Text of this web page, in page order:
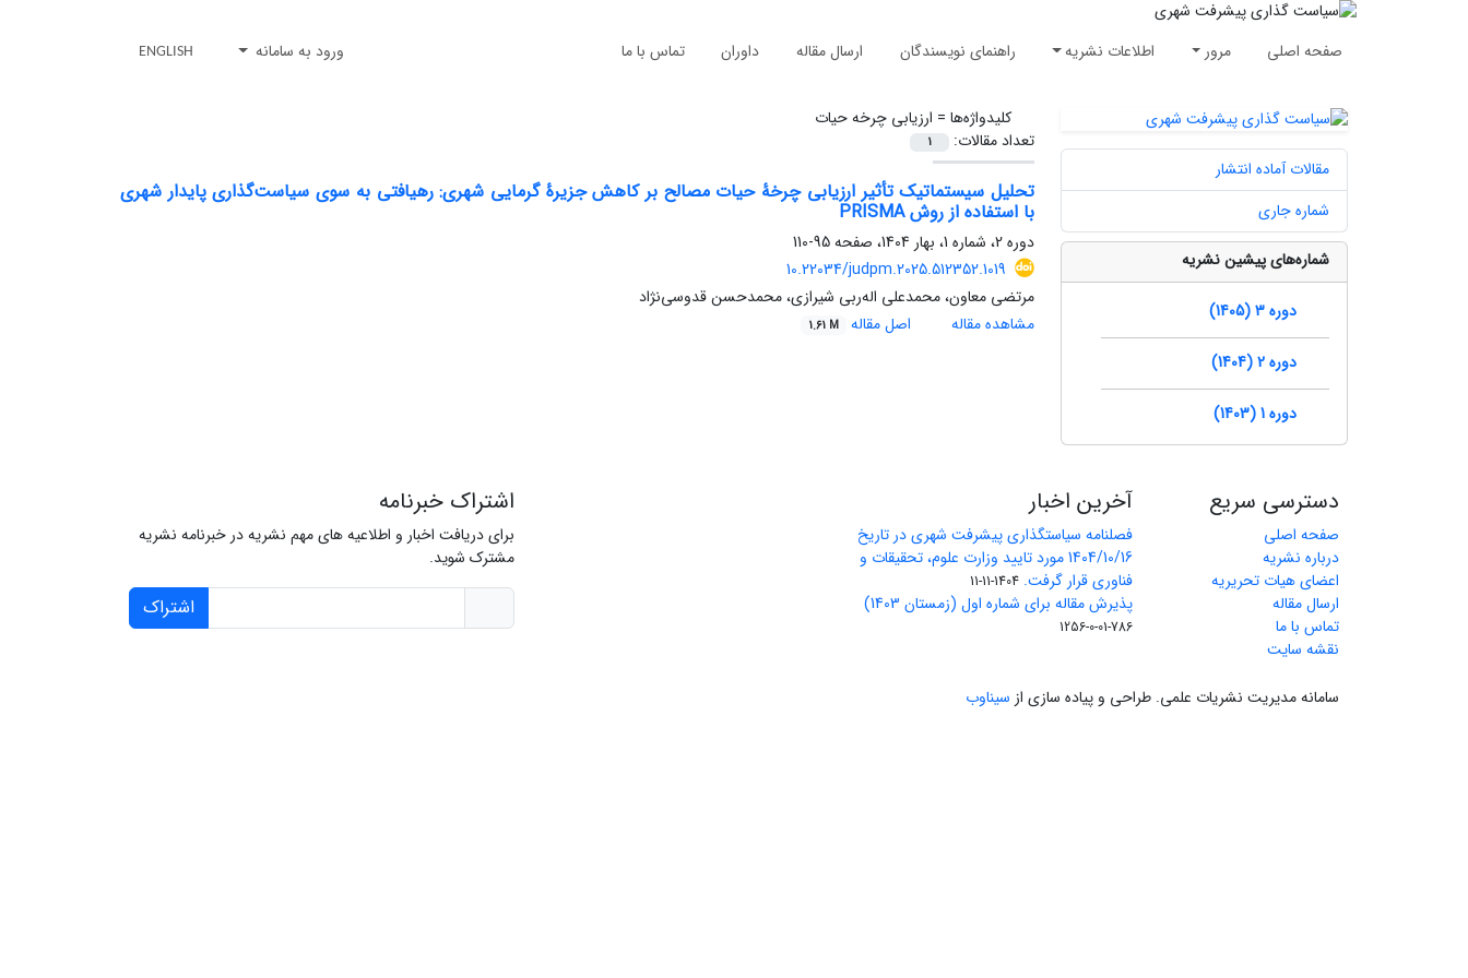
صفحه اصلی مرور اطلاعات نشریه راهنمای نویسندگان ارسال مقاله داوران تماس با ما ورود به سامانه ENGLISH
کلیدواژه‌ها = ارزیابی چرخه‌ حیات
تعداد مقالات:
1
تحلیل سیستماتیک تأثیر ارزیابی چرخۀ حیات مصالح بر کاهش جزیرۀ گرمایی شهری: رهیافتی به سوی سیاست‌گذاری پایدار شهری
با استفاده از روش PRISMA
دوره 2، شماره 1، بهار 1404، صفحه
95-110
10.22034/judpm.2025.512352.1019
مرتضی معاون، محمدعلی اله‌ربی شیرازی، محمدحسن قدوسی‌نژاد
مشاهده مقاله
اصل مقاله 1.61 M
مقالات آماده انتشار
شماره جاری
شماره‌های پیشین نشریه
دوره 3 (1405)
دوره 2 (1404)
دوره 1 (1403)
دسترسی سریع
صفحه اصلی
درباره نشریه
اعضای هیات تحریریه
ارسال مقاله
تماس با ما
نقشه سایت
آخرین اخبار
فصلنامه سیاستگذاری پیشرفت شهری در تاریخ
1404/10/16 مورد تایید وزارت علوم، تحقیقات و
فناوری قرار گرفت. 1404-11-11
پذیرش مقاله برای شماره اول (زمستان 1403)
786-01-0-1256
اشتراک خبرنامه
برای دریافت اخبار و اطلاعیه های مهم نشریه در خبرنامه نشریه
مشترک شوید.
اشتراک
سامانه مدیریت نشریات علمی. طراحی و پیاده سازی از سیناوب